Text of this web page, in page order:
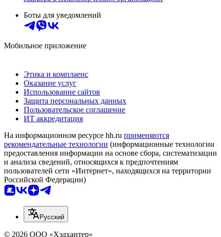
Боты для уведомлений
Мобильное приложение
Этика и комплаенс
Оказание услуг
Использование сайтов
Защита персональных данных
Пользовательское соглашение
ИТ аккредитация
На информационном ресурсе hh.ru применяются
рекомендательные технологии (информационные технологии
предоставления информации на основе сбора, систематизации
и анализа сведений, относящихся к предпочтениям
пользователей сети «Интернет», находящихся на территории
Российской Федерации)
Русский
© 2026 ООО «Хэдхантер»